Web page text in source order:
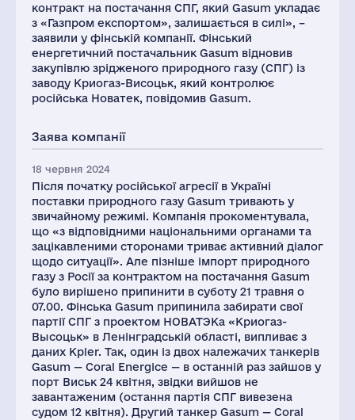
контракт на постачання СПГ, який Gasum укладає
з «Газпром експортом», залишається в силі», –
заявили у фінській компанії. Фінський
енергетичний постачальник Gasum відновив
закупівлю зрідженого природного газу (СПГ) із
заводу Криогаз-Висоцьк, який контролює
російська Новатек, повідомив Gasum.
Заява компанії
18 червня 2024
Після початку російської агресії в Україні
поставки природного газу Gasum тривають у
звичайному режимі. Компанія прокоментувала,
що «з відповідними національними органами та
зацікавленими сторонами триває активний діалог
щодо ситуації». Але пізніше імпорт природного
газу з Росії за контрактом на постачання Gasum
було вирішено припинити в суботу 21 травня о
07.00. Фінська Gasum припинила забирати свої
партії СПГ з проектом НОВАТЭКа «Криогаз-
Высоцьк» в Ленінградській області, випливає з
даних Kpler. Так, один із двох належачих танкерів
Gasum — Coral Energice — в останній раз зайшов у
порт Виськ 24 квітня, звідки вийшов не
завантаженим (остання партія СПГ вивезена
судом 12 квітня). Другий танкер Gasum — Coral